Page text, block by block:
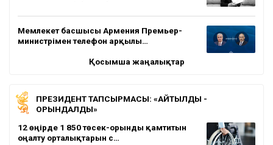
Мемлекет басшысы Армения Премьер-
министрімен телефон арқылы…
Қосымша жаңалықтар
ПРЕЗИДЕНТ ТАПСЫРМАСЫ: «АЙТЫЛДЫ -
ОРЫНДАЛДЫ»
12 өңірде 1 850 төсек-орынды қамтитын
оңалту орталықтарын с…